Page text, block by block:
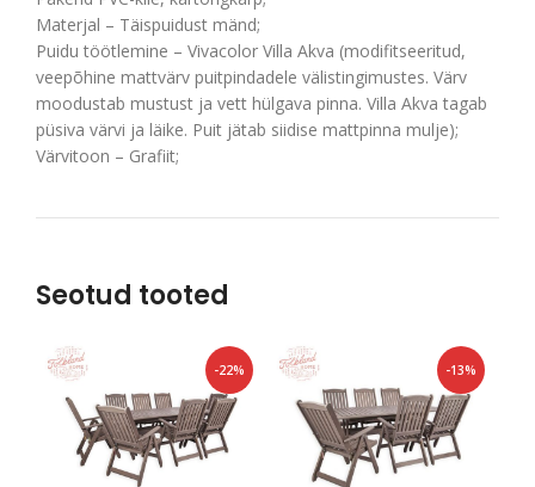
Materjal – Täispuidust mänd;
Puidu töötlemine – Vivacolor Villa Akva (modifitseeritud,
veepõhine mattvärv puitpindadele välistingimustes. Värv
moodustab mustust ja vett hülgava pinna. Villa Akva tagab
püsiva värvi ja läike. Puit jätab siidise mattpinna mulje);
Värvitoon – Grafiit;
Seotud tooted
-22% -13%